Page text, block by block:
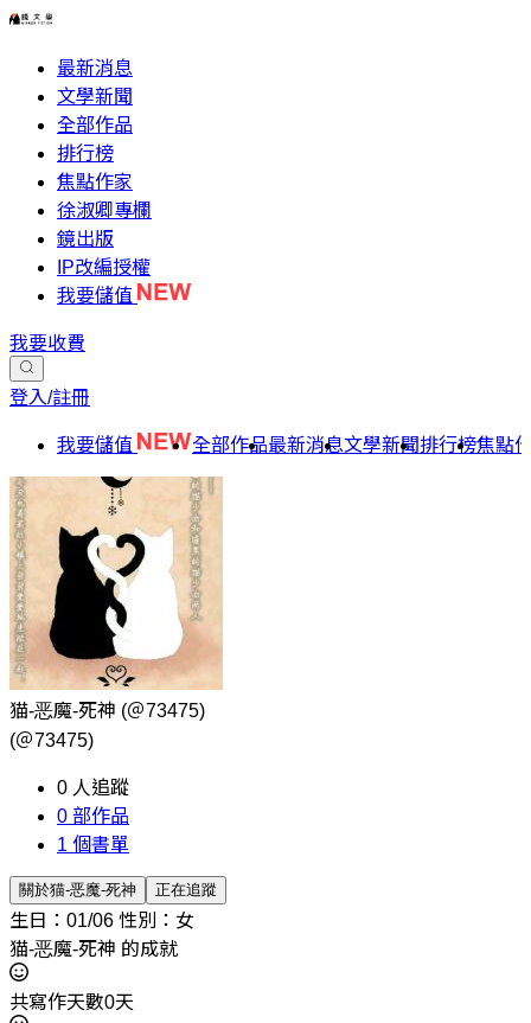
最新消息
文學新聞
全部作品
排行榜
焦點作家
徐淑卿專欄
鏡出版
IP改編授權
我要儲值
我要收費
登入/註冊
我要儲值 全部作品最新消息文學新聞排行榜焦點
猫-恶魔-死神 (＠73475)
(＠73475)
0 人追蹤
0 部作品
1 個書單
關於猫-恶魔-死神 正在追蹤
生日：01/06 性別：女
猫-恶魔-死神 的成就
共寫作天數0天